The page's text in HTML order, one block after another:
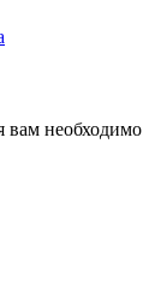
вам необходимо